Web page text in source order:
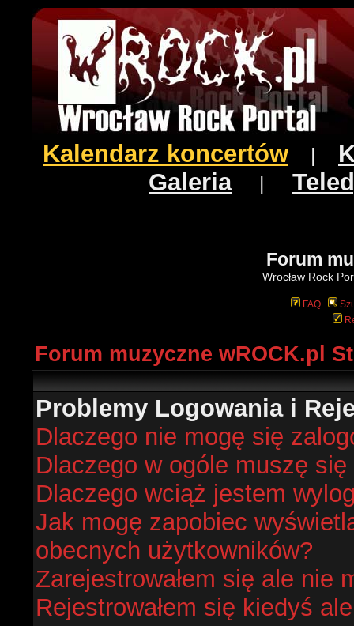
Kalendarz koncertów
Galeria|
Forum
Wrocław Rock
FAQ
Forum muzyczne wROCK.pl
Problemy Logowania i
Dlaczego nie mogę się
Dlaczego w ogóle muszę
Dlaczego wciąż jestem
Jak mogę zapobiec
obecnych użytkowników?
Zarejestrowałem się ale nie
Rejestrowałem się kiedyś